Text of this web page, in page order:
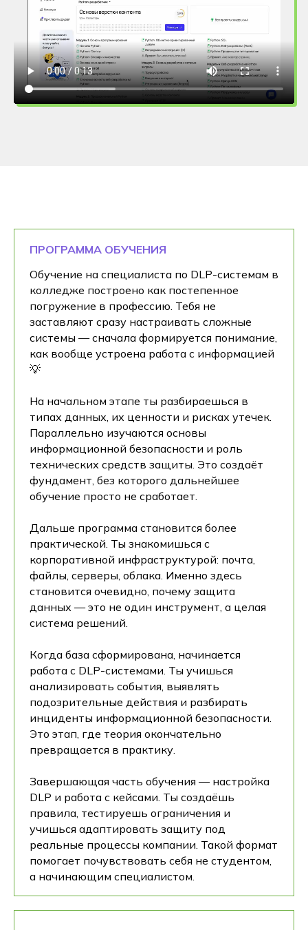
ПРОГРАММА ОБУЧЕНИЯ
Обучение на специалиста по DLP-системам в
колледже построено как постепенное
погружение в профессию. Тебя не
заставляют сразу настраивать сложные
системы — сначала формируется понимание,
как вообще устроена работа с информацией
💡
На начальном этапе ты разбираешься в
типах данных, их ценности и рисках утечек.
Параллельно изучаются основы
информационной безопасности и роль
технических средств защиты. Это создаёт
фундамент, без которого дальнейшее
обучение просто не сработает.
Дальше программа становится более
практической. Ты знакомишься с
корпоративной инфраструктурой: почта,
файлы, серверы, облака. Именно здесь
становится очевидно, почему защита
данных — это не один инструмент, а целая
система решений.
Когда база сформирована, начинается
работа с DLP-системами. Ты учишься
анализировать события, выявлять
подозрительные действия и разбирать
инциденты информационной безопасности.
Это этап, где теория окончательно
превращается в практику.
Завершающая часть обучения — настройка
DLP и работа с кейсами. Ты создаёшь
правила, тестируешь ограничения и
учишься адаптировать защиту под
реальные процессы компании. Такой формат
помогает почувствовать себя не студентом,
а начинающим специалистом.